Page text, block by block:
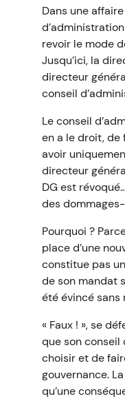
Dans une
revoir le mode
Jusqu’ici, la
directeur
conseil
Le conseil
en a le droit, de
avoir
directeur
DG est
des
Pourquoi ?
place d’une
constitue pas
de son mandat
été évincé sans
« Faux ! », se
que son conseil
choisir et de
gouvernance.
qu’une